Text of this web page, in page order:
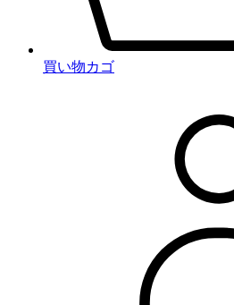
買い物カゴ